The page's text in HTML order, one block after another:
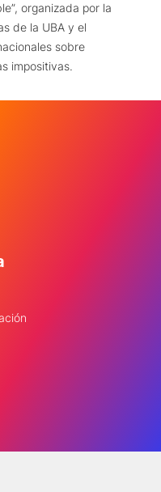
organizada por la
de la UBA y el
sobre
impositivas.